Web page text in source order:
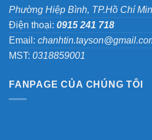
Phường Hiệp Bình, TP.Hồ Chí
Điện thoại: 0915 241 718
Email:
MST: 0318859001
FANPAGE CỦA CHÚNG TÔI